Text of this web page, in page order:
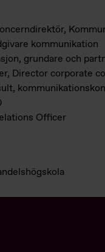
kommunikation
grundare och
Director corporate
Officer